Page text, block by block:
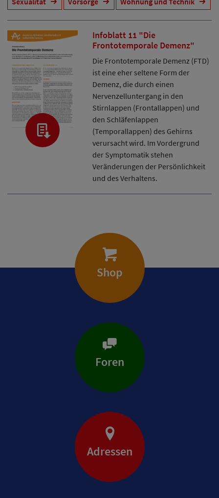
Infoblatt 11 "Die
Frontotemporale Demenz"
Die Frontotemporale Demenz (FTD)
ist eine eher seltene Form der
Demenz, die durch einen
Nervenzelluntergang in den
Stirnlappen (Frontallappen) und
den Schläfenlappen
(Temporallappen) des Gehirns
verursacht wird. Im Vordergrund
der Symptomatik stehen
Veränderungen der Persönlichkeit
und des Verhaltens.
Shop
Foren
Adressen